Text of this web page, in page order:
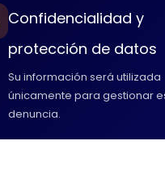
Confidencialidad y
protección de datos
Su información será utilizada
únicamente para gestionar
denuncia.